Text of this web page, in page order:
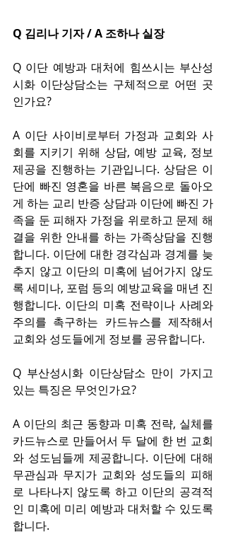
Q 김리나 기자 / A 조하나 실장
Q 이단 예방과 대처에 힘쓰시는 부산성
시화 이단상담소는 구체적으로 어떤 곳
인가요?
A 이단 사이비로부터 가정과 교회와 사
회를 지키기 위해 상담, 예방 교육, 정보
제공을 진행하는 기관입니다. 상담은 이
단에 빠진 영혼을 바른 복음으로 돌아오
게 하는 교리 반증 상담과 이단에 빠진 가
족을 둔 피해자 가정을 위로하고 문제 해
결을 위한 안내를 하는 가족상담을 진행
합니다. 이단에 대한 경각심과 경계를 늦
추지 않고 이단의 미혹에 넘어가지 않도
록 세미나, 포럼 등의 예방교육을 매년 진
행합니다. 이단의 미혹 전략이나 사례와
주의를 촉구하는 카드뉴스를 제작해서
교회와 성도들에게 정보를 공유합니다.
Q 부산성시화 이단상담소 만이 가지고
있는 특징은 무엇인가요?
A 이단의 최근 동향과 미혹 전략, 실체를
카드뉴스로 만들어서 두 달에 한 번 교회
와 성도님들께 제공합니다. 이단에 대해
무관심과 무지가 교회와 성도들의 피해
로 나타나지 않도록 하고 이단의 공격적
인 미혹에 미리 예방과 대처할 수 있도록
합니다.